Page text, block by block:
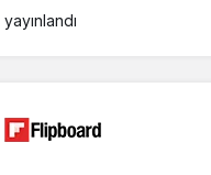
yayınlandı